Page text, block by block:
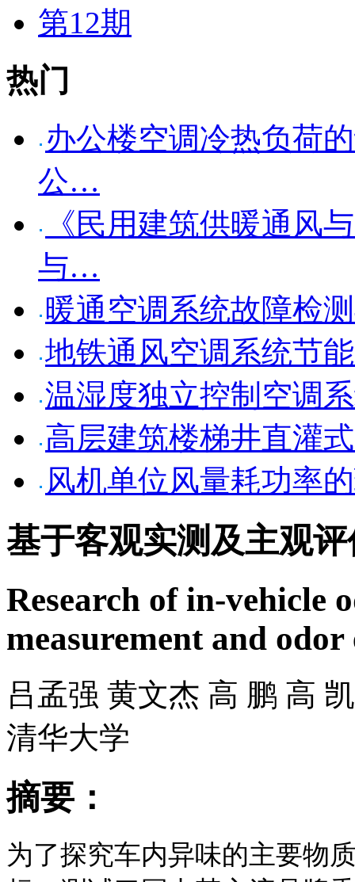
第12期
热门
办公楼空调冷热负荷
公…
《民用建筑供暖通风
与…
暖通空调系统故障检
地铁通风空调系统节
温湿度独立控制空调
高层建筑楼梯井直灌
风机单位风量耗功率
基于客观实测及主观
Research of in-vehicle
measurement and
吕孟强 黄文杰 高 鹏 高
清华大学
摘要：
为了探究车内异味的主要物